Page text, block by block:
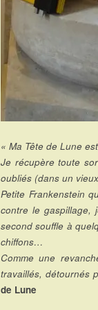
« Ma Tête de Lune
Je récupère toute
oubliés (dans un
Petite Frankenstein
contre le gaspillage,
second souffle à
chiffons…
Comme une
travaillés, détournés
de Lune